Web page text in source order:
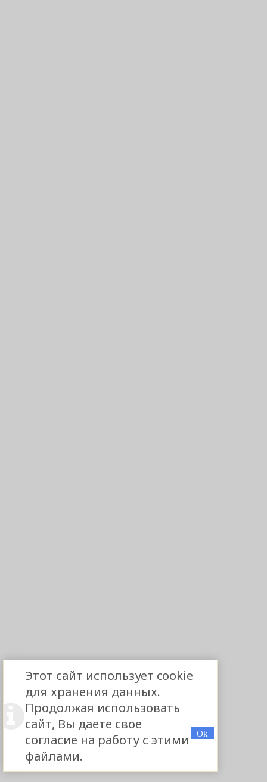
Этот сайт использует cookie
для хранения данных.
Продолжая использовать
сайт, Вы даете свое
согласие на работу с этими
файлами.